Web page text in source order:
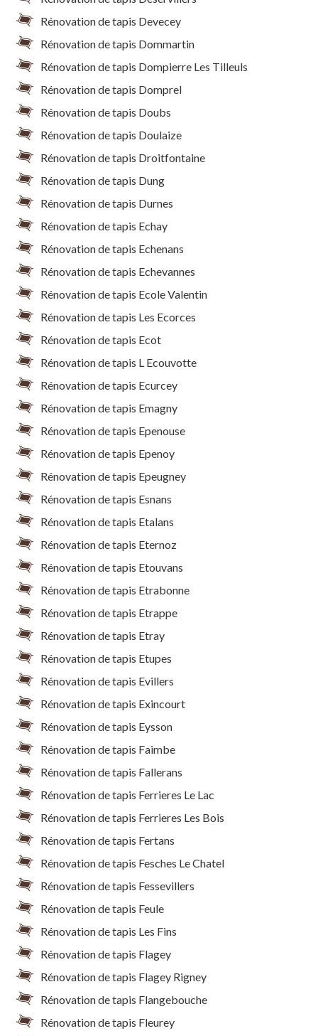
Rénovation de tapis Devecey
Rénovation de tapis Dommartin
Rénovation de tapis Dompierre Les Tilleuls
Rénovation de tapis Domprel
Rénovation de tapis Doubs
Rénovation de tapis Doulaize
Rénovation de tapis Droitfontaine
Rénovation de tapis Dung
Rénovation de tapis Durnes
Rénovation de tapis Echay
Rénovation de tapis Echenans
Rénovation de tapis Echevannes
Rénovation de tapis Ecole Valentin
Rénovation de tapis Les Ecorces
Rénovation de tapis Ecot
Rénovation de tapis L Ecouvotte
Rénovation de tapis Ecurcey
Rénovation de tapis Emagny
Rénovation de tapis Epenouse
Rénovation de tapis Epenoy
Rénovation de tapis Epeugney
Rénovation de tapis Esnans
Rénovation de tapis Etalans
Rénovation de tapis Eternoz
Rénovation de tapis Etouvans
Rénovation de tapis Etrabonne
Rénovation de tapis Etrappe
Rénovation de tapis Etray
Rénovation de tapis Etupes
Rénovation de tapis Evillers
Rénovation de tapis Exincourt
Rénovation de tapis Eysson
Rénovation de tapis Faimbe
Rénovation de tapis Fallerans
Rénovation de tapis Ferrieres Le Lac
Rénovation de tapis Ferrieres Les Bois
Rénovation de tapis Fertans
Rénovation de tapis Fesches Le Chatel
Rénovation de tapis Fessevillers
Rénovation de tapis Feule
Rénovation de tapis Les Fins
Rénovation de tapis Flagey
Rénovation de tapis Flagey Rigney
Rénovation de tapis Flangebouche
Rénovation de tapis Fleurey